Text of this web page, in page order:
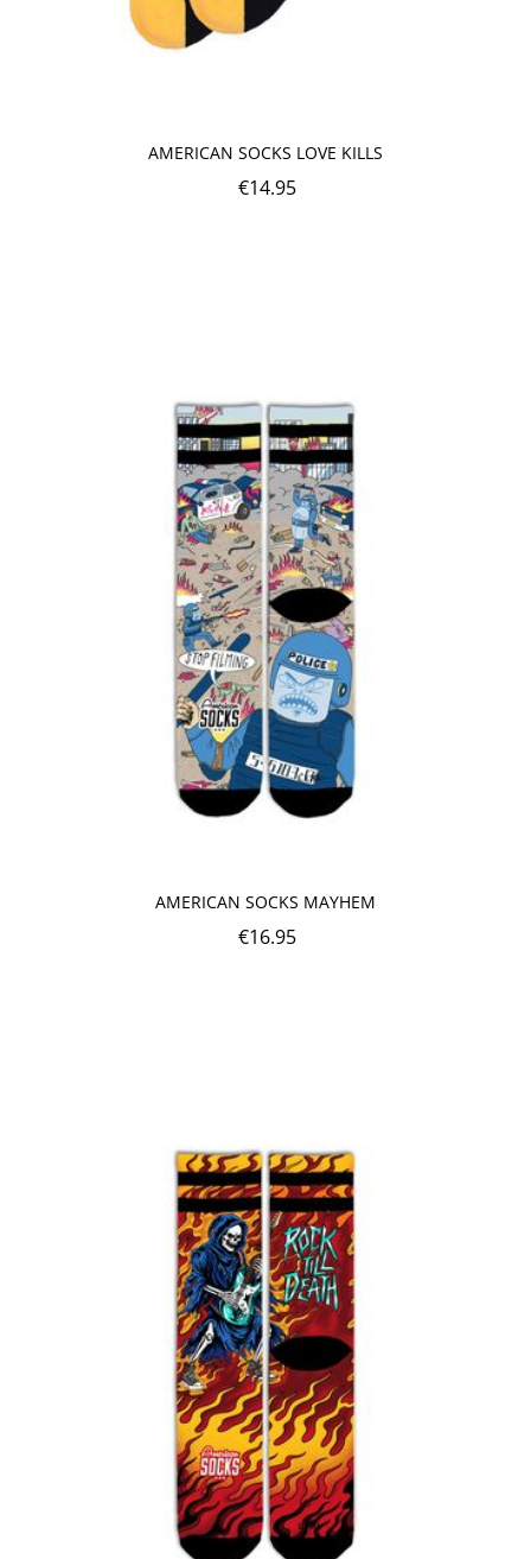
AMERICAN SOCKS LOVE KILLS
€14.95
AMERICAN SOCKS MAYHEM
€16.95